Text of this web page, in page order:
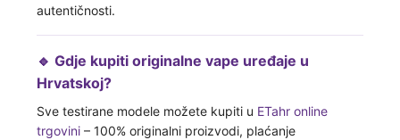
autentičnosti.
🔹 Gdje kupiti originalne vape uređaje u
Hrvatskoj?
Sve testirane modele možete kupiti u ETahr online
trgovini – 100% originalni proizvodi, plaćanje